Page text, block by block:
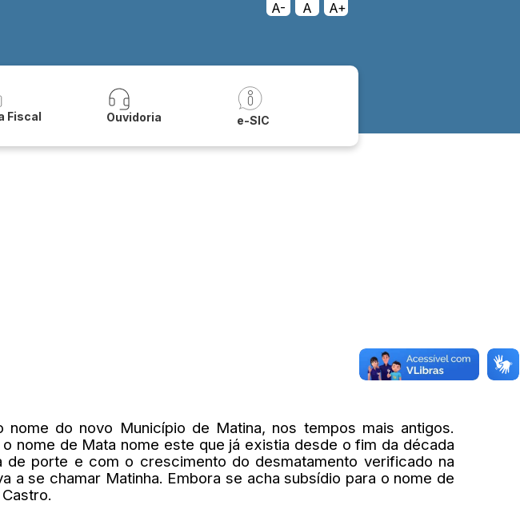
A- A
A+
Fiscal Ouvidoria e-SIC
do novo Município de Matina, nos tempos mais antigos.
nome de Mata nome este que já existia desde o fim da década
porte e com o crescimento do desmatamento verificado na
se chamar Matinha. Embora se acha subsídio para o nome de